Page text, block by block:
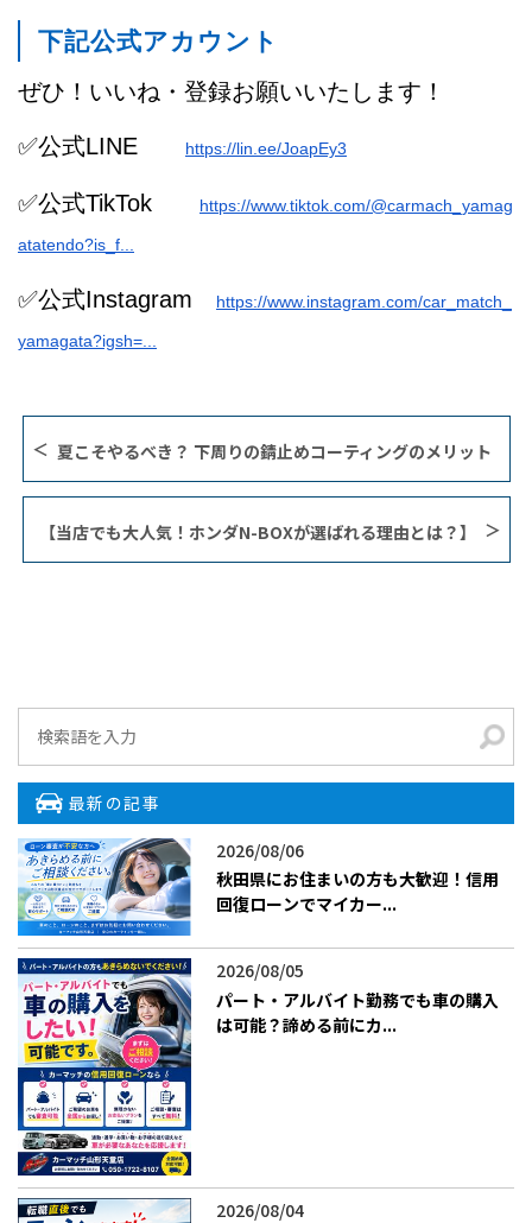
下記公式アカウント
ぜひ！いいね・登録お願いいたします！
✅公式LINE https://lin.ee/JoapEy3
✅公式TikTok https://www.tiktok.com/@carmach_yamag
atatendo?is_f...
✅公式Instagram https://www.instagram.com/car_match_
yamagata?igsh=...
夏こそやるべき？ 下周りの錆止めコーティングのメリット
【当店でも大人気！ホンダN-BOXが選ばれる理由とは？】
最新の記事
2026/08/06
秋田県にお住まいの方も大歓迎！信用
回復ローンでマイカー...
2026/08/05
パート・アルバイト勤務でも車の購入
は可能？諦める前にカ...
2026/08/04